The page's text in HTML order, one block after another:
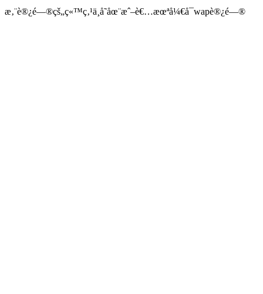
æ‚¨è®¿é—®çš„ç«™ç‚¹ä¸å­˜åœ¨æˆ–è€…æœªå¼€å¯wapè®¿é—®